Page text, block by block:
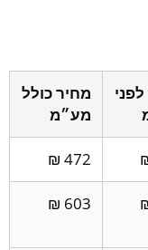
מחיר כולל
מע״מ
472 ₪
603 ₪